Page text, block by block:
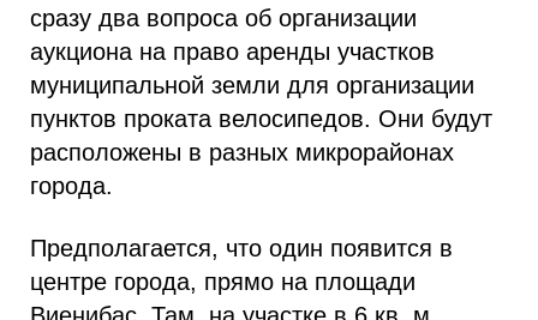
сразу два вопроса об организации
аукциона на право аренды участков
муниципальной земли для организации
пунктов проката велосипедов. Они будут
расположены в разных микрорайонах
города.
Предполагается, что один появится в
центре города, прямо на площади